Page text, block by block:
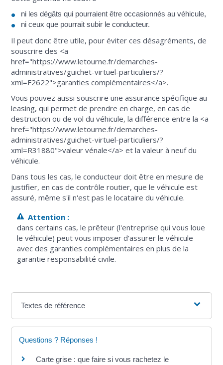
ni les dégâts qui pourraient être occasionnés au véhicule,
ni ceux que pourrait subir le conducteur.
Il peut donc être utile, pour éviter ces désagréments, de
souscrire des <a
href="https://www.letourne.fr/demarches-
administratives/guichet-virtuel-particuliers/?
xml=F2622">garanties complémentaires</a>.
Vous pouvez aussi souscrire une assurance spécifique au
leasing, qui permet de prendre en charge, en cas de
destruction ou de vol du véhicule, la différence entre la <a
href="https://www.letourne.fr/demarches-
administratives/guichet-virtuel-particuliers/?
xml=R31880">valeur vénale</a> et la valeur à neuf du
véhicule.
Dans tous les cas, le conducteur doit être en mesure de
justifier, en cas de contrôle routier, que le véhicule est
assuré, même s'il n'est pas le locataire du véhicule.
Attention :
dans certains cas, le prêteur (l'entreprise qui vous loue
le véhicule) peut vous imposer d'assurer le véhicule
avec des garanties complémentaires en plus de la
garantie responsabilité civile.
Textes de référence
Questions ? Réponses !
Carte grise : que faire si vous rachetez le